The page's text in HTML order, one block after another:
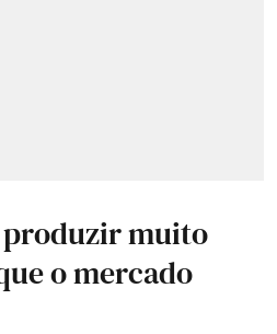
produzir muito
o mercado